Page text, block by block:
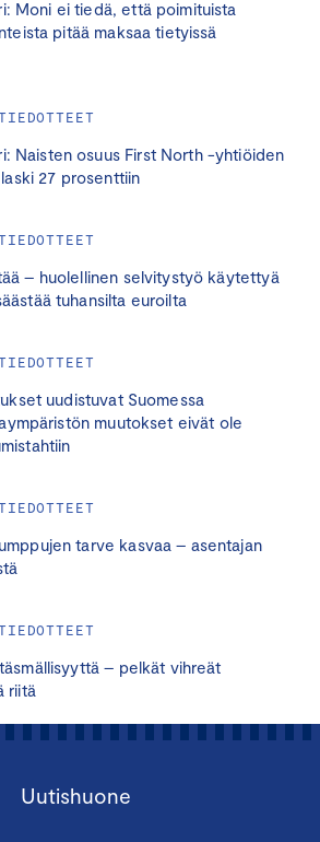
Moni ei tiedä, että poimituista
pitää maksaa tietyissä
Naisten osuus First North -yhtiöiden
27 prosenttiin
– huolellinen selvitystyö käytettyä
tuhansilta euroilta
uudistuvat Suomessa
muutokset eivät ole
tarve kasvaa – asentajan
– pelkät vihreät
riitä
Uutishuone